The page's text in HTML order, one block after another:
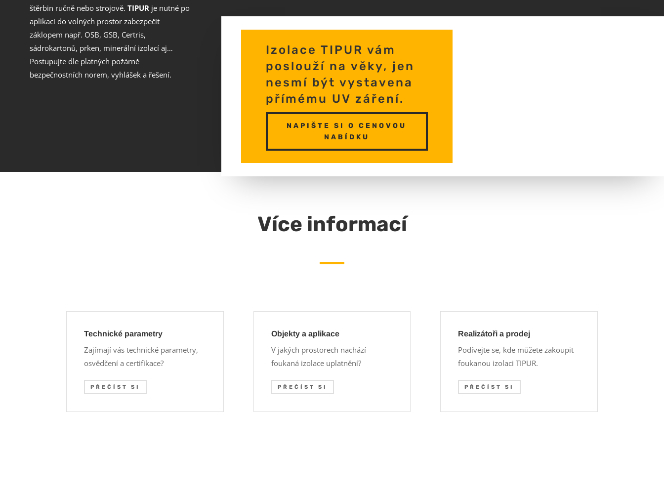
štěrbin ručně nebo strojově. TIPUR je nutné po
aplikaci do volných prostor zabezpečit
záklopem např. OSB, GSB, Certris,
sádrokartonů, prken, minerální izolací aj…
Postupujte dle platných požárně
bezpečnostních norem, vyhlášek a řešení.
Izolace TIPUR vám
poslouží na věky, jen
nesmí být vystavena
přímému UV záření.
NAPIŠTE SI O CENOVOU
NABÍDKU
Více informací
Technické parametry
Zajímají vás technické parametry,
osvědčení a certifikace?
PŘEČÍST SI
Objekty a aplikace
V jakých prostorech nachází
foukaná izolace uplatnění?
PŘEČÍST SI
Realizátoři a prodej
Podívejte se, kde můžete zakoupit
foukanou izolaci TIPUR.
PŘEČÍST SI